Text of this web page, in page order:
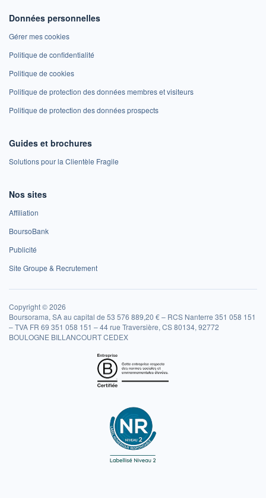
Données personnelles
Gérer mes cookies
Politique de confidentialité
Politique de cookies
Politique de protection des données membres et visiteurs
Politique de protection des données prospects
Guides et brochures
Solutions pour la Clientèle Fragile
Nos sites
Affiliation
BoursoBank
Publicité
Site Groupe & Recrutement
Copyright © 2026
Boursorama, SA au capital de 53 576 889,20 € – RCS Nanterre 351 058 151
– TVA FR 69 351 058 151 – 44 rue Traversière, CS 80134, 92772
BOULOGNE BILLANCOURT CEDEX